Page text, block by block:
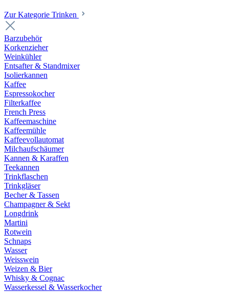
Zur Kategorie Trinken
Barzubehör
Korkenzieher
Weinkühler
Entsafter & Standmixer
Isolierkannen
Kaffee
Espressokocher
Filterkaffee
French Press
Kaffeemaschine
Kaffeemühle
Kaffeevollautomat
Milchaufschäumer
Kannen & Karaffen
Teekannen
Trinkflaschen
Trinkgläser
Becher & Tassen
Champagner & Sekt
Longdrink
Martini
Rotwein
Schnaps
Wasser
Weisswein
Weizen & Bier
Whisky & Cognac
Wasserkessel & Wasserkocher